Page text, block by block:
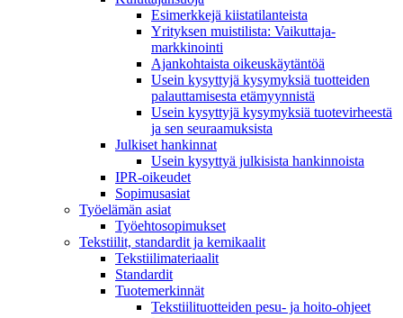
Esimerkkejä kiistatilanteista
Yrityksen muistilista: Vaikuttaja­
markkinointi
Ajankohtaista oikeuskäytäntöä
Usein kysyttyjä kysymyksiä tuotteiden
palauttamisesta etämyynnistä
Usein kysyttyjä kysymyksiä tuotevirheestä
ja sen seuraamuksista
Julkiset hankinnat
Usein kysyttyä julkisista hankinnoista
IPR-oikeudet
Sopimusasiat
Työelämän asiat
Työehto­sopimukset
Tekstiilit, standardit ja kemikaalit
Tekstiilimateriaalit
Standardit
Tuotemerkinnät
Tekstiilituotteiden pesu- ja hoito-ohjeet